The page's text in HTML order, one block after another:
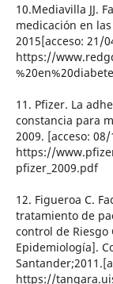
10.Mediavilla JJ.
medicación en
2015[acceso: 21/
https://
11. Pfizer. La
constancia para
2009. [acceso:
https://
pfizer_2009.pdf
12. Figueroa C.
tratamiento de
control de Riesgo
Epidemiología].
https://